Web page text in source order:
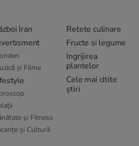
Iran
și Filme
și Fitness
și Cultură
Retete culinare
Fructe si legume
Ingrijirea
plantelor
Cele mai citite
știri